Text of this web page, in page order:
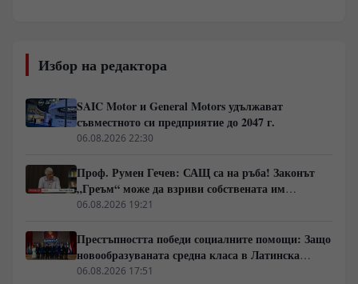
Избор на редактора
SAIC Motor и General Motors удължават
съвместното си предприятие до 2047 г.
06.08.2026 22:30
Проф. Румен Гечев: САЩ са на ръба! Законът
„Греъм“ може да взриви собствената им
икономика!
06.08.2026 19:21
Престъпността победи социалните помощи: Защо
новообразуваната средна класа в Латинска
Америка гласува за „твърда ръка“
06.08.2026 17:51